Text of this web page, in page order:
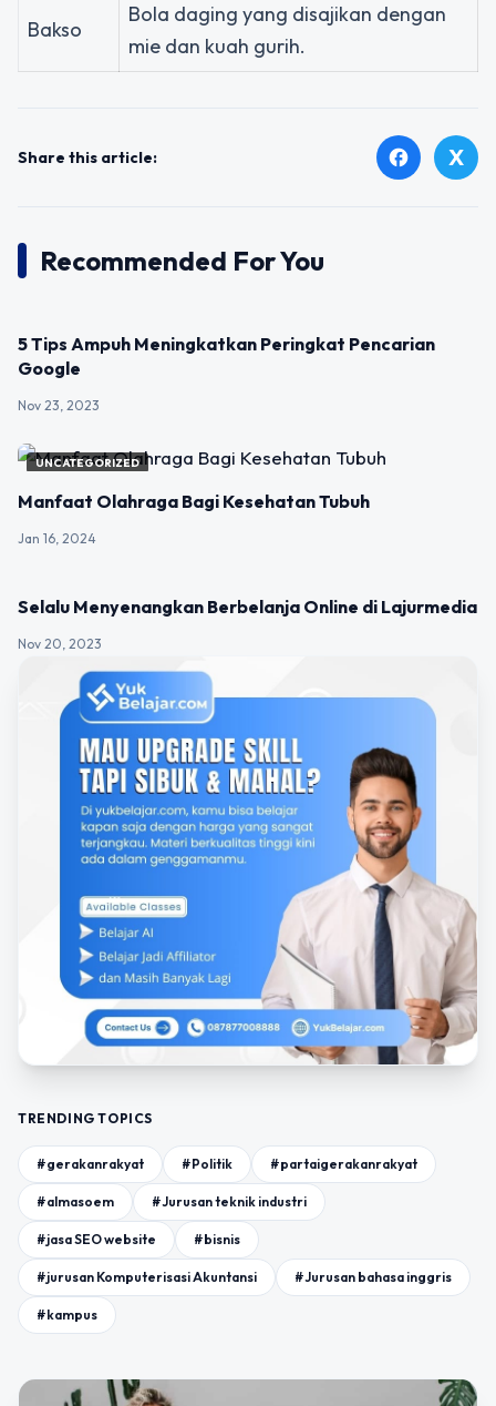
Bakso
Bola daging yang disajikan dengan
mie dan kuah gurih.
Share this article: facebook X
Recommended For You
5 Tips Ampuh Meningkatkan Peringkat Pencarian
Google
Nov 23, 2023
UNCATEGORIZED
Manfaat Olahraga Bagi Kesehatan Tubuh
Jan 16, 2024
Selalu Menyenangkan Berbelanja Online di Lajurmedia
Nov 20, 2023
TRENDING TOPICS
#gerakanrakyat #Politik #partaigerakanrakyat
#almasoem #Jurusan teknik industri
#jasa SEO website #bisnis
#jurusan Komputerisasi Akuntansi #Jurusan bahasa inggris
#kampus